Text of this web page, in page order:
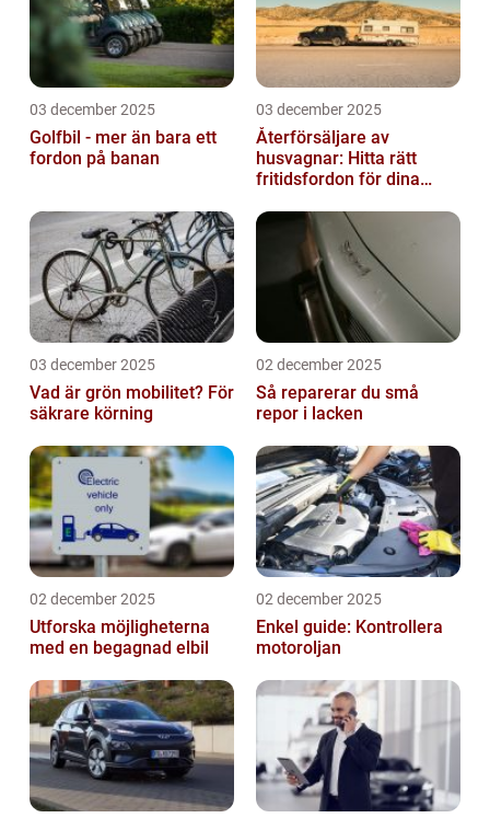
03 december 2025
Golfbil - mer än bara ett
fordon på banan
03 december 2025
Återförsäljare av
husvagnar: Hitta rätt
fritidsfordon för dina
03 december 2025
Vad är grön mobilitet? För
säkrare körning
02 december 2025
Så reparerar du små
repor i lacken
02 december 2025
Utforska möjligheterna
med en begagnad elbil
02 december 2025
Enkel guide: Kontrollera
motoroljan